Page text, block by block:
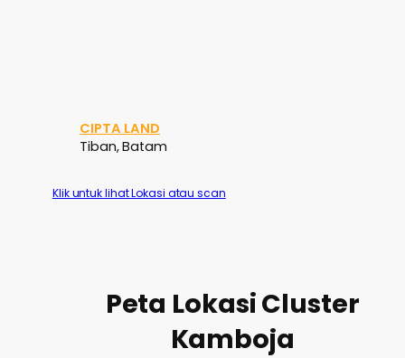
CIPTA LAND
Tiban, Batam
Klik untuk lihat Lokasi atau scan
Peta Lokasi Cluster
Kamboja